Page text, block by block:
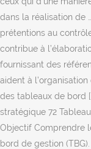
dans la réalisation de
prétentions au
contribue à
fournissant des
aident à
des tableaux de bord
stratégique 72
Objectif Comprendre
bord de gestion